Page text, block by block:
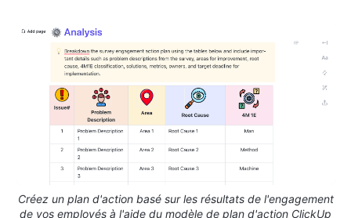
Créez un plan d'action basé sur les résultats de l'engagement
de vos employés à l'aide du modèle de plan d'action ClickUp